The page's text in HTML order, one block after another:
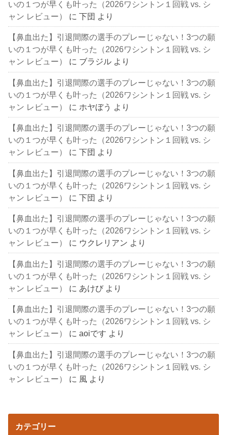
いの１つが早くも叶った（2026ワシントン１回戦 vs. シ
ャン レビュー）
に下団 より
【鼻血出た】引退間際の選手のプレーじゃない！3つの願
いの１つが早くも叶った（2026ワシントン１回戦 vs. シ
ャン レビュー）
に ブラジル より
【鼻血出た】引退間際の選手のプレーじゃない！3つの願
いの１つが早くも叶った（2026ワシントン１回戦 vs. シ
ャン レビュー）
に ホヤぼう より
【鼻血出た】引退間際の選手のプレーじゃない！3つの願
いの１つが早くも叶った（2026ワシントン１回戦 vs. シ
ャン レビュー）
に下団 より
【鼻血出た】引退間際の選手のプレーじゃない！3つの願
いの１つが早くも叶った（2026ワシントン１回戦 vs. シ
ャン レビュー）
に下団 より
【鼻血出た】引退間際の選手のプレーじゃない！3つの願
いの１つが早くも叶った（2026ワシントン１回戦 vs. シ
ャン レビュー）
に ウクレリアン より
【鼻血出た】引退間際の選手のプレーじゃない！3つの願
いの１つが早くも叶った（2026ワシントン１回戦 vs. シ
ャン レビュー）
に あけび より
【鼻血出た】引退間際の選手のプレーじゃない！3つの願
いの１つが早くも叶った（2026ワシントン１回戦 vs. シ
ャン レビュー）
にaoiです より
【鼻血出た】引退間際の選手のプレーじゃない！3つの願
いの１つが早くも叶った（2026ワシントン１回戦 vs. シ
ャン レビュー）
に 風 より
カテゴリー